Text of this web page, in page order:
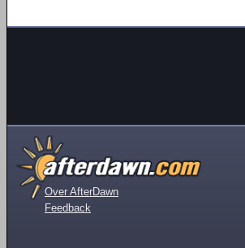
Over AfterDawn
Feedback